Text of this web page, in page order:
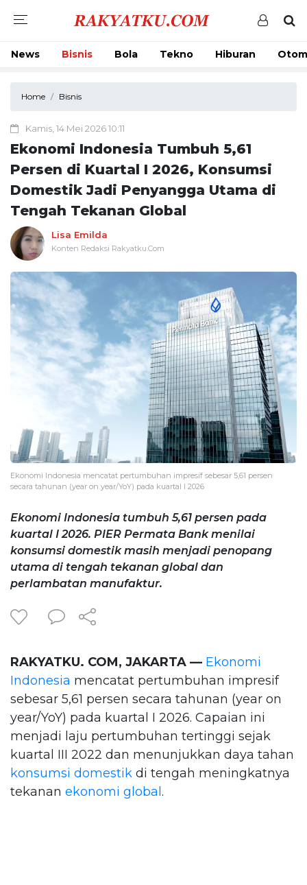
News Bisnis Bola Tekno Hiburan
Home Bisnis
Kamis, 14 Mei 2026 10:11
Ekonomi Indonesia Tumbuh 5,61
Persen di Kuartal I 2026, Konsumsi
Domestik Jadi Penyangga Utama di
Tengah Tekanan Global
Lisa Emilda
Konten Redaksi Rakyatku.Com
Ekonomi Indonesia mencatat pertumbuhan impresif sebesar 5,61 persen
secara tahunan (year on year/YoY) pada kuartal I 2026
Ekonomi Indonesia tumbuh 5,61 persen pada
kuartal I 2026. PIER Permata Bank menilai
konsumsi domestik masih menjadi penopang
utama di tengah tekanan global dan
perlambatan manufaktur.
RAKYATKU. COM, JAKARTA — Ekonomi
Indonesia mencatat pertumbuhan impresif
sebesar 5,61 persen secara tahunan (year on
year/YoY) pada kuartal I 2026. Capaian ini
menjadi laju pertumbuhan tertinggi sejak
kuartal III 2022 dan menunjukkan daya tahan
konsumsi domestik di tengah meningkatnya
tekanan ekonomi global .